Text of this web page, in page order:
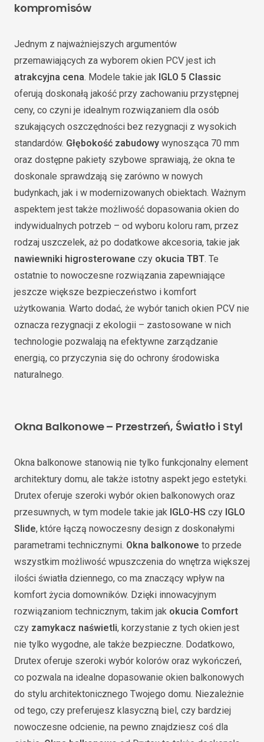
kompromisów
Jednym z najważniejszych argumentów
przemawiających za wyborem okien PCV jest ich
atrakcyjna cena. Modele takie jak IGLO 5 Classic
oferują doskonałą jakość przy zachowaniu przystępnej
ceny, co czyni je idealnym rozwiązaniem dla osób
szukających oszczędności bez rezygnacji z wysokich
standardów. Głębokość zabudowy wynosząca 70 mm
oraz dostępne pakiety szybowe sprawiają, że okna te
doskonale sprawdzają się zarówno w nowych
budynkach, jak i w modernizowanych obiektach. Ważnym
aspektem jest także możliwość dopasowania okien do
indywidualnych potrzeb – od wyboru koloru ram, przez
rodzaj uszczelek, aż po dodatkowe akcesoria, takie jak
nawiewniki higrosterowane czy okucia TBT. Te
ostatnie to nowoczesne rozwiązania zapewniające
jeszcze większe bezpieczeństwo i komfort
użytkowania. Warto dodać, że wybór tanich okien PCV nie
oznacza rezygnacji z ekologii – zastosowane w nich
technologie pozwalają na efektywne zarządzanie
energią, co przyczynia się do ochrony środowiska
naturalnego.
Okna Balkonowe – Przestrzeń, Światło i Styl
Okna balkonowe stanowią nie tylko funkcjonalny element
architektury domu, ale także istotny aspekt jego estetyki.
Drutex oferuje szeroki wybór okien balkonowych oraz
przesuwnych, w tym modele takie jak IGLO-HS czy IGLO
Slide, które łączą nowoczesny design z doskonałymi
parametrami technicznymi. Okna balkonowe to przede
wszystkim możliwość wpuszczenia do wnętrza większej
ilości światła dziennego, co ma znaczący wpływ na
komfort życia domowników. Dzięki innowacyjnym
rozwiązaniom technicznym, takim jak okucia Comfort
czy zamykacz naświetli, korzystanie z tych okien jest
nie tylko wygodne, ale także bezpieczne. Dodatkowo,
Drutex oferuje szeroki wybór kolorów oraz wykończeń,
co pozwala na idealne dopasowanie okien balkonowych
do stylu architektonicznego Twojego domu. Niezależnie
od tego, czy preferujesz klasyczną biel, czy bardziej
nowoczesne odcienie, na pewno znajdziesz coś dla